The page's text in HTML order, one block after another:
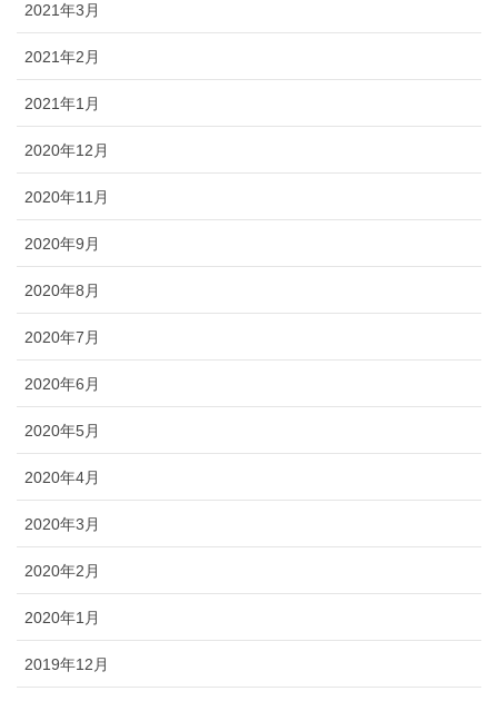
2021年3月
2021年2月
2021年1月
2020年12月
2020年11月
2020年9月
2020年8月
2020年7月
2020年6月
2020年5月
2020年4月
2020年3月
2020年2月
2020年1月
2019年12月